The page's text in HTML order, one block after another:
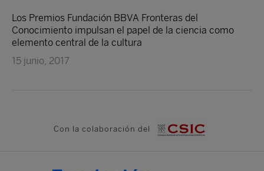
Los Premios Fundación BBVA Fronteras del
Conocimiento impulsan el papel de la ciencia como
elemento central de la cultura
15 junio, 2017
Con la colaboración del